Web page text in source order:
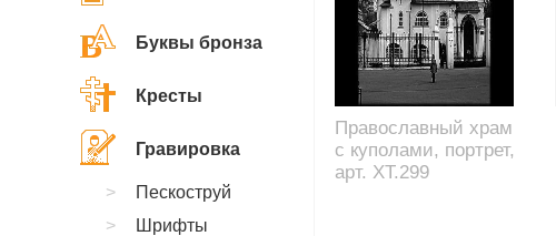
Православный храм
с куполами, портрет,
арт. XT.299
Буквы бронза
Кресты
Гравировка
Пескоструй
Шрифты